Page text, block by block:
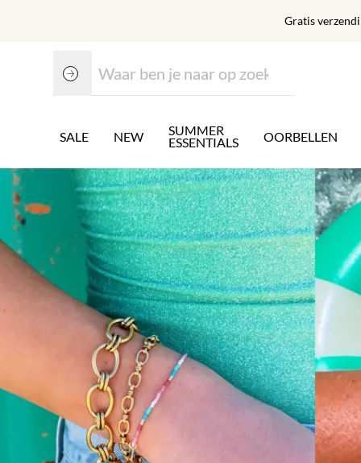
Gratis
SALE NEW SUMMER
ESSENTIALS OORBELLEN